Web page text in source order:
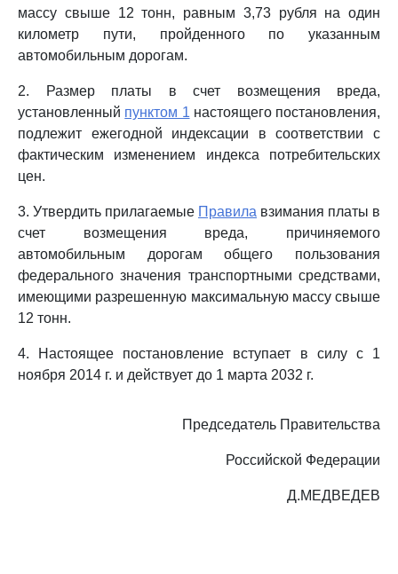
массу свыше 12 тонн, равным 3,73 рубля на один
километр пути, пройденного по указанным
автомобильным дорогам.
2. Размер платы в счет возмещения вреда,
установленный пунктом 1 настоящего постановления,
подлежит ежегодной индексации в соответствии с
фактическим изменением индекса потребительских
цен.
3. Утвердить прилагаемые Правила взимания платы в
счет возмещения вреда, причиняемого
автомобильным дорогам общего пользования
федерального значения транспортными средствами,
имеющими разрешенную максимальную массу свыше
12 тонн.
4. Настоящее постановление вступает в силу с 1
ноября 2014 г. и действует до 1 марта 2032 г.
Председатель Правительства
Российской Федерации
Д.МЕДВЕДЕВ